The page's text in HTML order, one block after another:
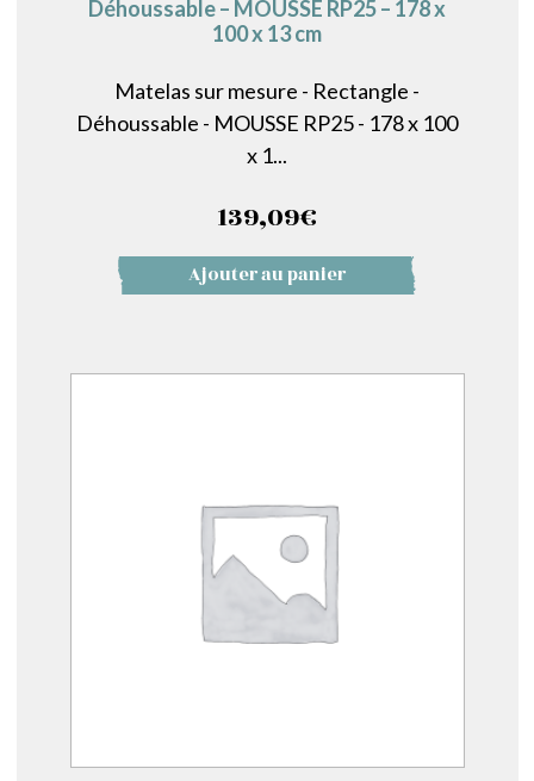
Déhoussable – MOUSSE RP25 – 178 x
100 x 13 cm
Matelas sur mesure - Rectangle -
Déhoussable - MOUSSE RP25 - 178 x 100
x 1...
139,09€
Ajouter au panier